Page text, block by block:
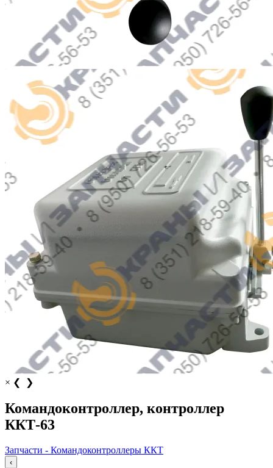
× ❮ ❯
Командоконтроллер, контроллер
ККТ-63
Запчасти - Командоконтроллеры ККТ
‹